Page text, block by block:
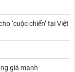
‘cuộc chiến’ tại Việt
giá mạnh